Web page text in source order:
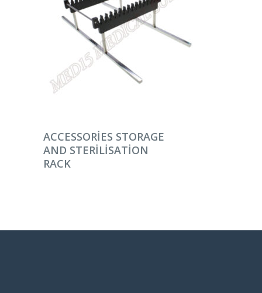
DEVAMINI OKU
ACCESSORIES STORAGE
AND STERILISATION
RACK